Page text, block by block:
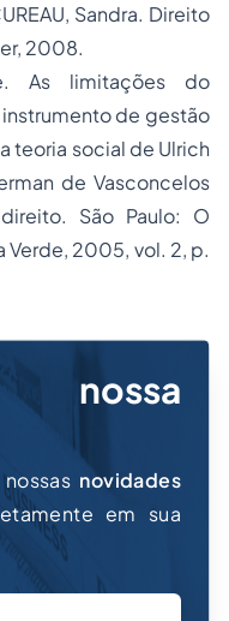
Sandra. Direito
2008.
As limitações do
de gestão
teoria social de Ulrich
de Vasconcelos
São Paulo: O
Verde, 2005, vol. 2, p.
novidades
em sua